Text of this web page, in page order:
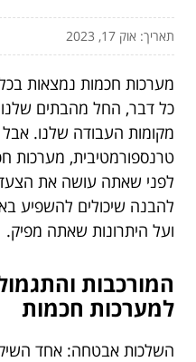
תאריך: אוק 17, 2023
מערכות חכמות נמצאות
כל דבר, החל מהבתים שלנו
מקומות העבודה שלנו. אבל
טרנספורמטיבית, מערכות
לפני שאתה עושה את
להבנה שיכולים להשפיע
ועל היתרונות שאתה מפיק.
המורכבות
למערכות חכמות
השלכות אבטחה: אחד